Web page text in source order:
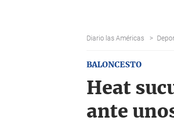
Diario las Américas >
BALONCESTO
Heat
ante